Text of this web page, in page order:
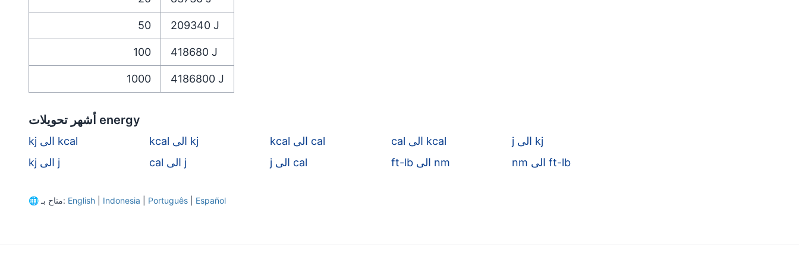
50 209340 J
100 418680 J
1000 4186800 J
أشهر تحويلات energy
kj الى kcal kcal الى kj kcal الى cal cal الى kcal
j الى kj
kj الى j
cal الى j j الى cal ft-lb الى nm nm الى ft-lb
🌐 متاح بـ: English Indonesia Português Español